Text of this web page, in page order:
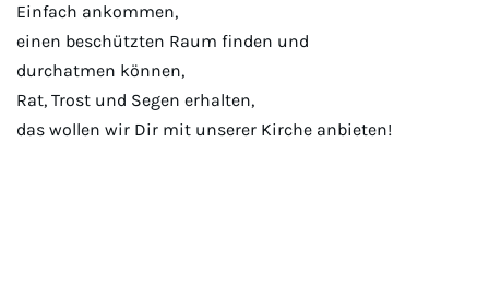
Einfach ankommen,
einen beschützten Raum finden und
durchatmen können,
Rat, Trost und Segen erhalten,
das wollen wir Dir mit unserer Kirche anbieten!